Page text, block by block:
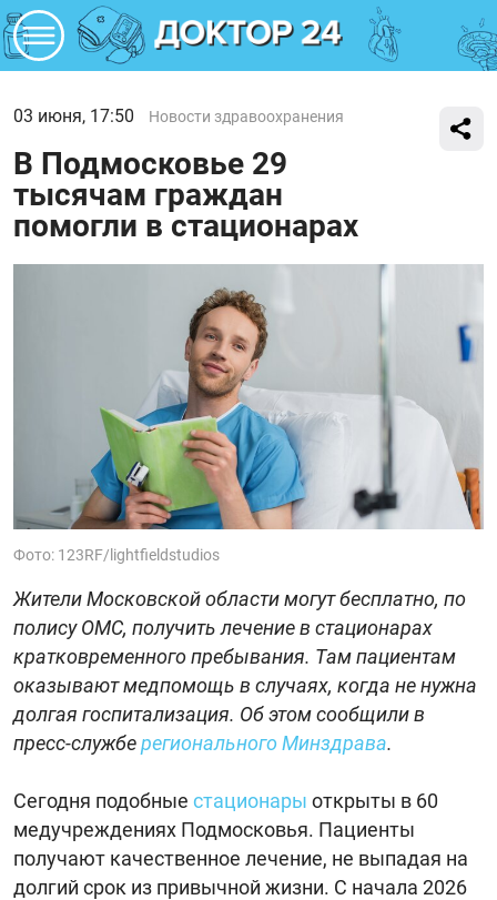
03 июня, 17:50 Новости здравоохранения
В Подмосковье 29
тысячам граждан
помогли в стационарах
Фото: 123RF/lightfieldstudios
Жители Московской области могут бесплатно, по
полису ОМС, получить лечение в стационарах
кратковременного пребывания. Там пациентам
оказывают медпомощь в случаях, когда не нужна
долгая госпитализация. Об этом сообщили в
пресс-служберегионального Минздрава.
Сегодня подобные стационары открыты в 60
медучреждениях Подмосковья. Пациенты
получают качественное лечение, не выпадая на
долгий срок из привычной жизни. С начала 2026